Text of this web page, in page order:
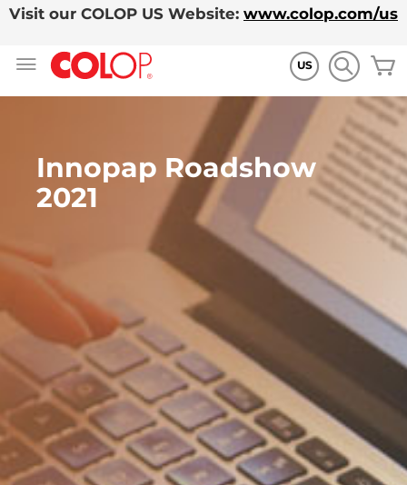
Visit our COLOP US Website: www.colop.com/us
US
Innopap Roadshow
2021